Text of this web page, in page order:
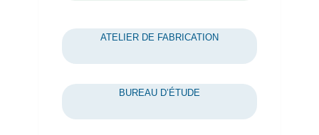
ATELIER DE FABRICATION
BUREAU D’ÉTUDE